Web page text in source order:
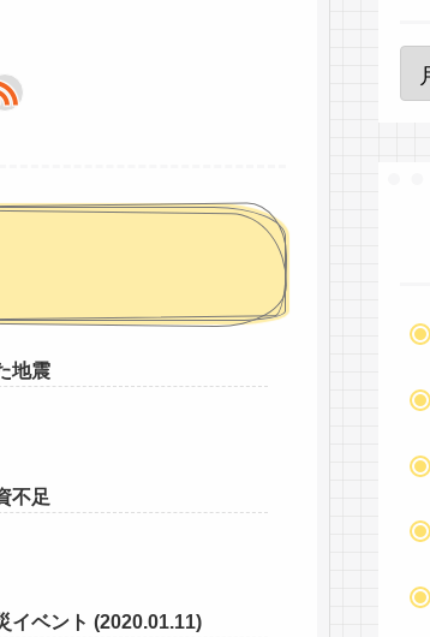
地震
不足
イベント (2020.01.11)